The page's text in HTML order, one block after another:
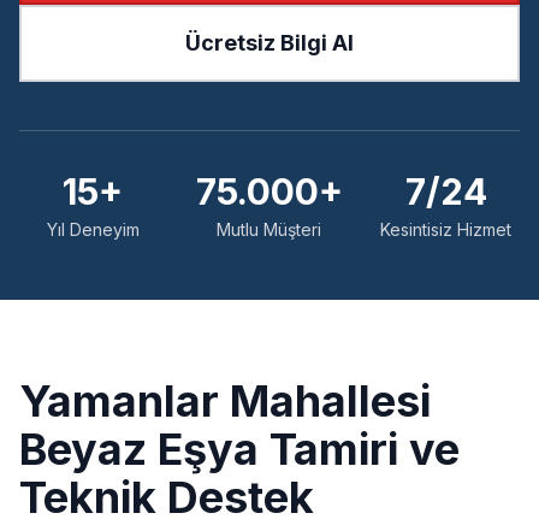
Ücretsiz Bilgi Al
15+
Yıl Deneyim
75.000+
Mutlu Müşteri
7/24
Kesintisiz Hizmet
Yamanlar Mahallesi
Beyaz Eşya Tamiri ve
Teknik Destek